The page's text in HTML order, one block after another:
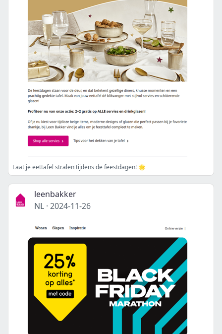
Laat je eettafel stralen tijdens de feestdagen! 🌟
leenbakker
NL · 2024-11-26